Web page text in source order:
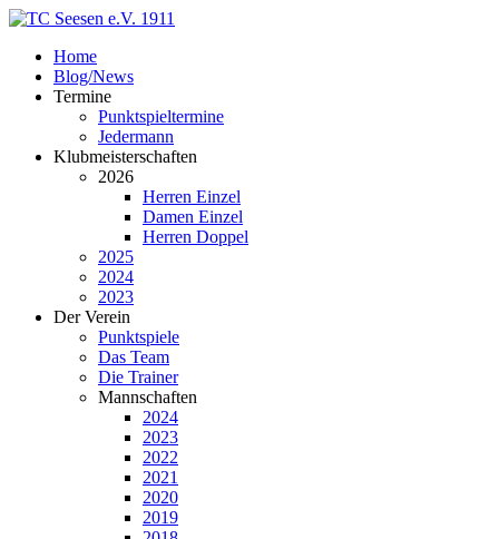
Home
Blog/News
Termine
Punktspieltermine
Jedermann
Klubmeisterschaften
2026
Herren Einzel
Damen Einzel
Herren Doppel
2025
2024
2023
Der Verein
Punktspiele
Das Team
Die Trainer
Mannschaften
2024
2023
2022
2021
2020
2019